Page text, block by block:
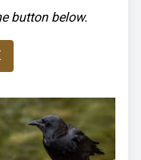
button below.